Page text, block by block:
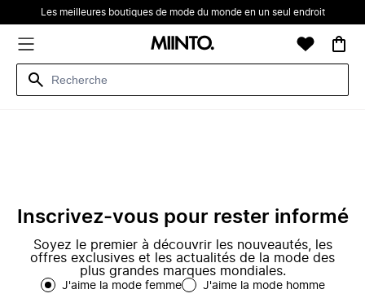
Les meilleures boutiques de mode du monde en un seul endroit
Inscrivez-vous pour rester informé
Soyez le premier à découvrir les nouveautés, les
offres exclusives et les actualités de la mode des
plus grandes marques mondiales.
J'aime la mode femme J'aime la mode homme